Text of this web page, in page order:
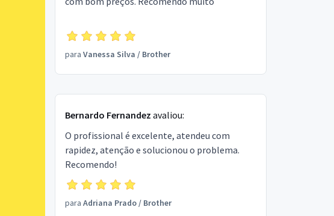
para Vanessa Silva / Brother
Bernardo Fernandez avaliou:
O profissional é excelente, atendeu com
rapidez, atenção e solucionou o problema.
Recomendo!
para Adriana Prado/ Brother